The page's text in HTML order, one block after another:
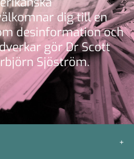
dig till en
desinformation och
gör Dr Scott
Sjöström.